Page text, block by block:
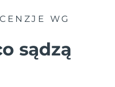
WG
sądzą